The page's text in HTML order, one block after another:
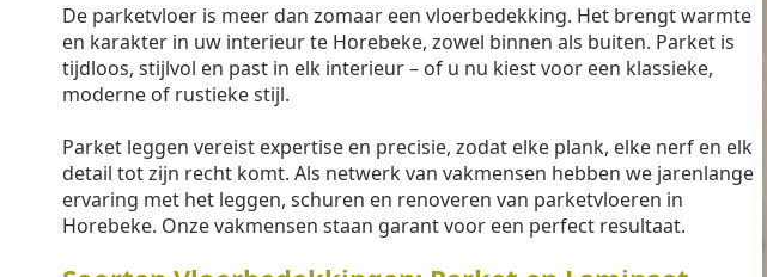
De parketvloer is meer dan zomaar een vloerbedekking. Het brengt warmte
en karakter in uw interieur te Horebeke, zowel binnen als buiten. Parket is
tijdloos, stijlvol en past in elk interieur – of u nu kiest voor een klassieke,
moderne of rustieke stijl.
Parket leggen vereist expertise en precisie, zodat elke plank, elke nerf en elk
detail tot zijn recht komt. Als netwerk van vakmensen hebben we jarenlange
ervaring met het leggen, schuren en renoveren van parketvloeren in
Horebeke. Onze vakmensen staan garant voor een perfect resultaat.